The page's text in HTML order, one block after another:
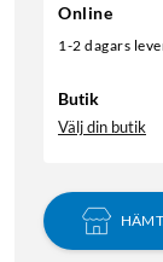
Online
1-2 dagars
Butik
Välj din butik